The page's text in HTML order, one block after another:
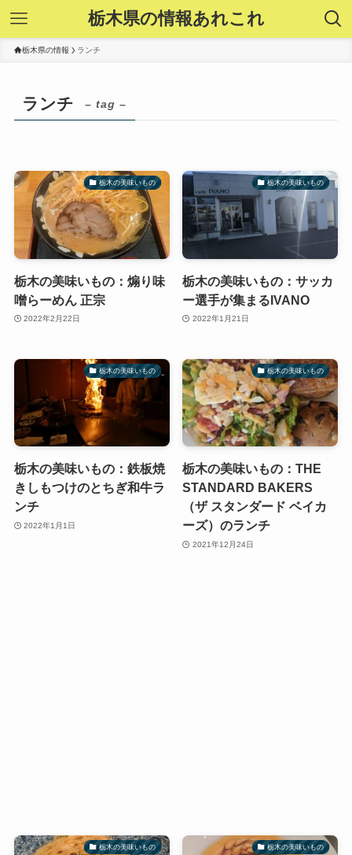
栃木県の情報あれこれ
栃木県の情報 ランチ
ランチ – tag –
栃木の美味いもの
栃木の美味いもの：煽り味
噌らーめん 正宗
2022年2月22日
栃木の美味いもの
栃木の美味いもの：サッカ
ー選手が集まるIVANO
2022年1月21日
栃木の美味いもの
栃木の美味いもの：鉄板焼
きしもつけのとちぎ和牛ラ
ンチ
2022年1月1日
栃木の美味いもの
栃木の美味いもの：THE
STANDARD BAKERS
（ザ スタンダード ベイカ
ーズ）のランチ
2021年12月24日
栃木の美味いもの 栃木の美味いもの